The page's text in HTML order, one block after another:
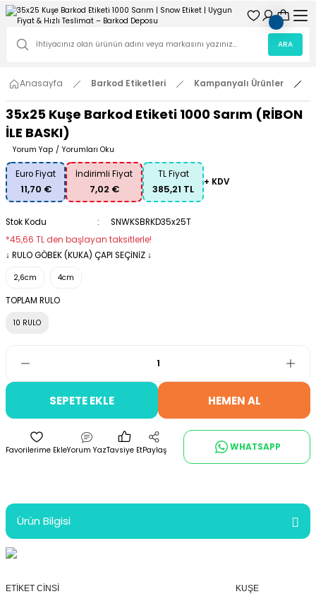
ARA
Anasayfa Barkod Etiketleri Kampanyalı Ürünler
35x25 Kuşe Barkod Etiketi 1000 Sarım (RİBON
İLE BASKI)
Yorum Yap / Yorumları Oku
Euro Fiyat
11,70 €
İndirimli Fiyat
7,02 €
TL Fiyat
385,21 TL
+ KDV
Stok Kodu
SNWKSBRKD35x25T
*45,66 TL den başlayan taksitlerle!
↓ RULO GÖBEK (KUKA) ÇAPI SEÇİNİZ ↓
2,6cm 4cm
TOPLAM RULO
10 RULO
SEPETE EKLE HEMEN AL
Yorum YazTavsiye EtPaylaş WHATSAPP
Ürün Bilgisi
ETİKET CİNSİ
KUŞE